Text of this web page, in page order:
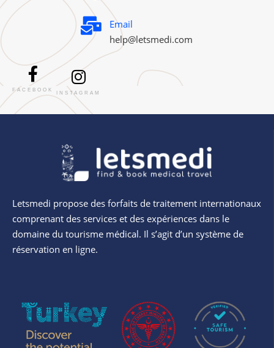
Email
help@letsmedi.com
FACEBOOK
INSTAGRAM
Letsmedi propose des forfaits de traitement internationaux
comprenant des services et des expériences dans le
domaine du tourisme médical. Il s’agit d’un système de
réservation en ligne.